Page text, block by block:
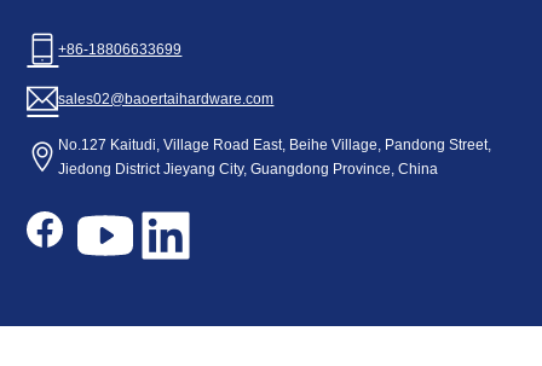
+86-18806633699
sales02@baoertaihardware.com
No.127 Kaitudi, Village Road East, Beihe Village, Pandong Street,
Jiedong District Jieyang City, Guangdong Province, China